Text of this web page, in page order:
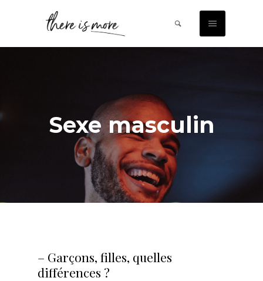
Sexe masculin
– Garçons, filles, quelles
différences ?